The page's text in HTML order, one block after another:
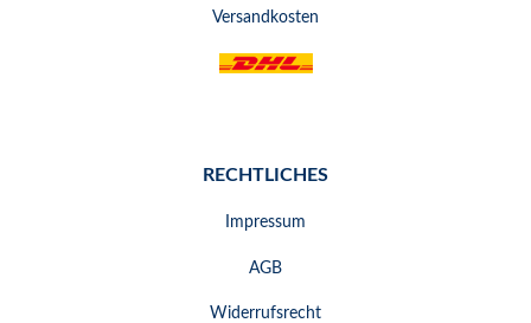
Versandkosten
RECHTLICHES
Impressum
AGB
Widerrufsrecht